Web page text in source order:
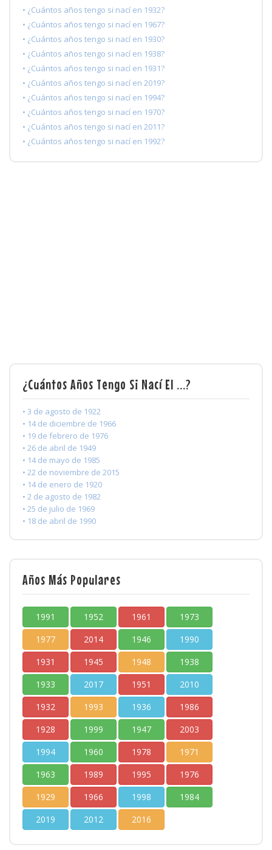
• ¿Cuántos años tengo si nací en 1932?
• ¿Cuántos años tengo si nací en 1967?
• ¿Cuántos años tengo si nací en 1930?
• ¿Cuántos años tengo si nací en 1938?
• ¿Cuántos años tengo si nací en 1931?
• ¿Cuántos años tengo si nací en 2019?
• ¿Cuántos años tengo si nací en 1994?
• ¿Cuántos años tengo si nací en 1970?
• ¿Cuántos años tengo si nací en 2011?
• ¿Cuántos años tengo si nací en 1992?
¿Cuántos Años Tengo Si Nací El ...?
• 3 de agosto de 1922
• 14 de diciembre de 1966
• 19 de febrero de 1976
• 26 de abril de 1949
• 14 de mayo de 1985
• 22 de noviembre de 2015
• 14 de enero de 1920
• 2 de agosto de 1982
• 25 de julio de 1969
• 18 de abril de 1990
Años Más Populares
1991 1952 1961
1973
1977
2014 1946
1990
1931
1945 1948
1938
1933
2017 1951
2010
1932
1993 1936
1986
1928
1999 1947
2003
1994
1960 1978
1971
1963
1989 1995
1976
1929
1966 1998
1984
2019
2012 2016